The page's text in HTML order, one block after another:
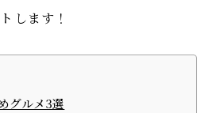
します！
グルメ3選